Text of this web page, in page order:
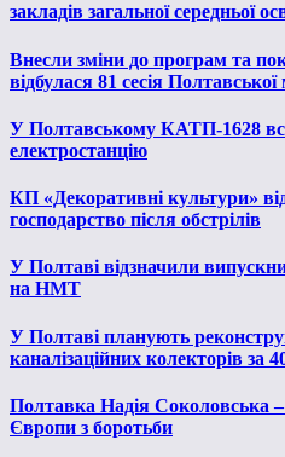
закладів загальної середньої
Внесли зміни до програм та
відбулася 81 сесія Полтавської
У Полтавському КАТП-1628
електростанцію
КП «Декоративні культури»
господарство після обстрілів
У Полтаві відзначили
на НМТ
У Полтаві планують
каналізаційних колекторів за
Полтавка Надія Соколовська
Європи з боротьби